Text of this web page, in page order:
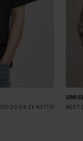
OD 20.69 ZŁ NETTO NEXT